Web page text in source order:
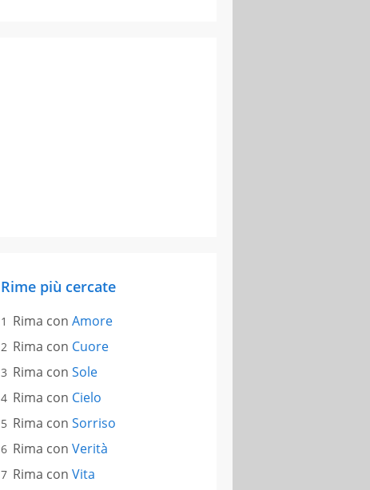
Rime più cercate
Rima con Amore
Rima con Cuore
Rima con Sole
Rima con Cielo
Rima con Sorriso
Rima con Verità
Rima con Vita